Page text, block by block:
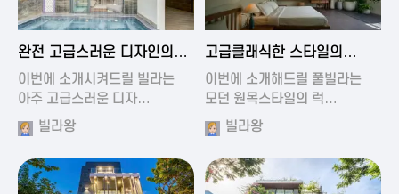
2024-11-19 01:13
완전 고급스러운 디자인의
빌라
이번에 소개시켜드릴 빌라는
아주 고급스러운 디자…
빌라왕
2024-11-19 00:37
고급클래식한 스타일의
럭셔리 풀빌라
이번에 소개해드릴 풀빌라는
모던 원목스타일의 럭…
빌라왕